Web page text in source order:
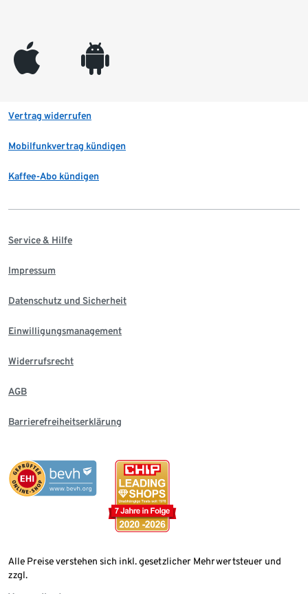
appleinc android
Vertrag widerrufen
Mobilfunkvertrag kündigen
Kaffee-Abo kündigen
Service & Hilfe
Impressum
Datenschutz und Sicherheit
Einwilligungsmanagement
Widerrufsrecht
AGB
Barrierefreiheitserklärung
Alle Preise verstehen sich inkl. gesetzlicher Mehrwertsteuer und
zzgl.